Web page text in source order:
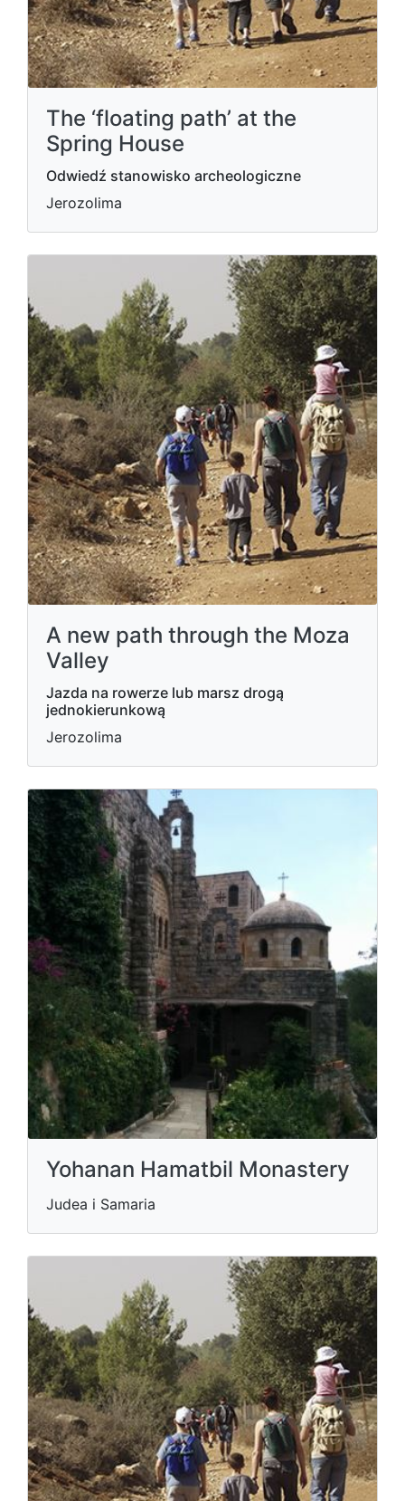
The ‘floating path’ at the
Spring House
Odwiedź stanowisko archeologiczne
Jerozolima
A new path through the Moza
Valley
Jazda na rowerze lub marsz drogą
jednokierunkową
Jerozolima
Yohanan Hamatbil Monastery
Judea i Samaria